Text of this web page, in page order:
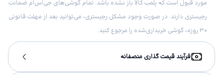
مورد قبول است که پلمب کالا باز نشده باشد. تمام گوشی‌های جی‌اس‌ام ضمانت
رجیستری دارند. در صورت وجود مشکل رجیستری، می‌توانید بعد از مهلت قانونی
۳۰ روزه، گوشی خریداری‌شده را مرجوع کنید.
فرآیند قیمت گذاری منصفانه